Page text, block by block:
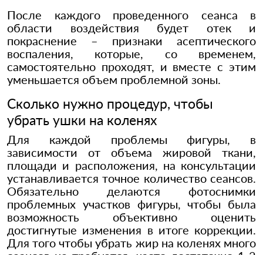
После каждого проведенного сеанса в
области воздействия будет отек и
покраснение – признаки асептического
воспаления, которые, со временем,
самостоятельно проходят, и вместе с этим
уменьшается объем проблемной зоны.
Сколько нужно процедур, чтобы
убрать ушки на коленях
Для каждой проблемы фигуры, в
зависимости от объема жировой ткани,
площади и расположения, на консультации
устанавливается точное количество сеансов.
Обязательно делаются фотоснимки
проблемных участков фигуры, чтобы была
возможность объективно оценить
достигнутые изменения в итоге коррекции.
Для того чтобы убрать жир на коленях много